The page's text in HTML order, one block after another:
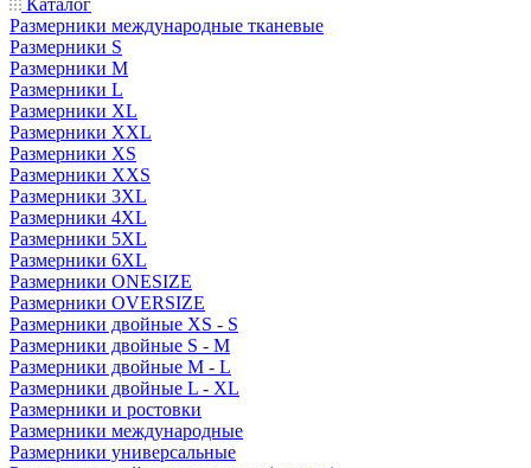
Каталог
Размерники международные тканевые
Размерники S
Размерники M
Размерники L
Размерники XL
Размерники XXL
Размерники XS
Размерники XXS
Размерники 3XL
Размерники 4XL
Размерники 5XL
Размерники 6XL
Размерники ONESIZE
Размерники OVERSIZE
Размерники двойные XS - S
Размерники двойные S - M
Размерники двойные M - L
Размерники двойные L - XL
Размерники и ростовки
Размерники международные
Размерники универсальные